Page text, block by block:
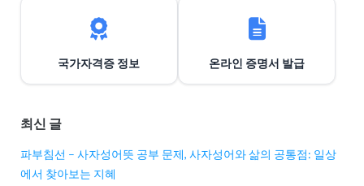
국가자격증 정보 온라인 증명서 발급
최신 글
파부침선 – 사자성어뜻 공부 문제, 사자성어와 삶의 공통점: 일상
에서 찾아보는 지혜